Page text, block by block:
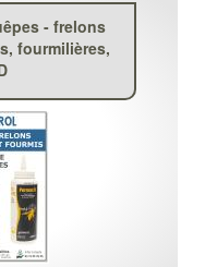
- frelons
fourmilières,